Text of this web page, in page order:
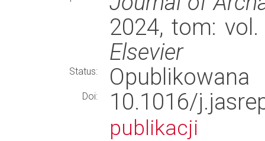
2024, tom:
Elsevier
Status: Opublikowana
Doi: 10.1016/
publikacji